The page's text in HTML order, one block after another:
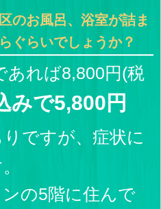
のお風呂、浴室が詰ま
ぐらいでしょうか？
あれば8,800円(税
みで5,800円
ですが、症状に
の5階に住んで